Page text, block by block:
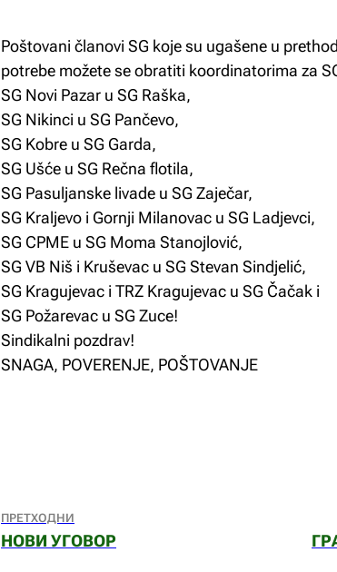
Poštovani članovi SG koje su ugašene u
potrebe možete se obratiti koordinatorima za
SG Novi Pazar u SG Raška,
SG Nikinci u SG Pančevo,
SG Kobre u SG Garda,
SG Ušće u SG Rečna flotila,
SG Pasuljanske livade u SG Zaječar,
SG Kraljevo i Gornji Milanovac u SG Ladjevci,
SG CPME u SG Moma Stanojlović,
SG VB Niš i Kruševac u SG Stevan Sindjelić,
SG Kragujevac i TRZ Kragujevac u SG Čačak i
SG Požarevac u SG Zuce!
Sindikalni pozdrav!
SNAGA, POVERENJE, POŠTOVANJE
ПРЕТХОДНИ
НОВИ УГОВОР